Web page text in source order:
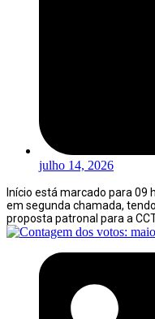
julho 14, 2026
Início está marcado para 09
em segunda chamada,
proposta patronal para a